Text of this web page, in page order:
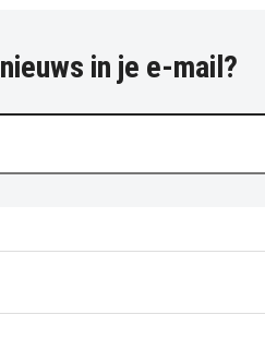
in je e-mail?